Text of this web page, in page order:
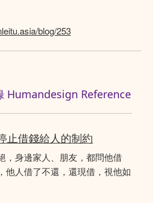
blog/253
Humandesign Reference
止借錢給人的制約
，身邊家人、朋友，都問他借
他人借了不還，還現借，視他如